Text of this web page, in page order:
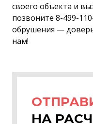
своего объекта и
позвоните 8-499-
обрушения —
нам!
НА